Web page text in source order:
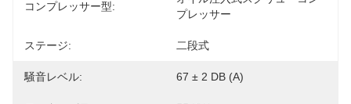
コンプレッサー型:
プレッサー
ステージ: 二段式
騒音レベル: 67 ± 2 DB (A)